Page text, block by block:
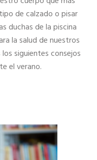
de calzado o pisar
duchas de la piscina
la salud de nuestros
siguientes consejos
el verano.